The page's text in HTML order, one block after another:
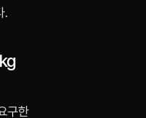
.
구한